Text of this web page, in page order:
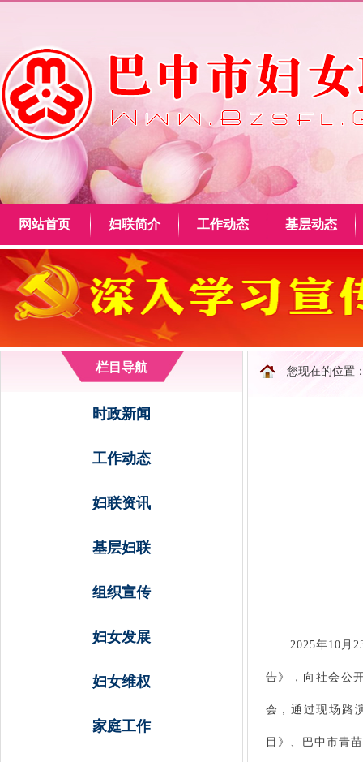
网站首页 妇联简介 工作动态 基层动态
栏目导航
时政新闻
工作动态
妇联资讯
基层妇联
组织宣传
妇女发展
妇女维权
家庭工作
您现在的位置
2025年10月23
告》，向社会公
会，通过现场路
目》、巴中市青